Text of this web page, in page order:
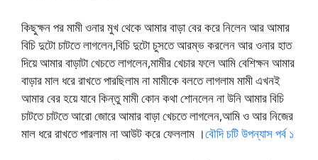
কিছুক্ষন পর মামী ওনার মুখ থেকে আমার বাড়া বের করে নিলেন আর আমার
বিচি দুটো চাটতে লাগলেন,বিচি দুটো চুসতে আরম্ভ করলেন আর ওনার হাত
দিয়ে আমার বাড়াটা খেচতে লাগলেন,মামীর খেচার ফলে আমি বেশিক্ষন আমার
বাড়ার মাল ধরে রাখতে পারছিলাম না মামীকে বলতে লাগলাম মামী এখনই
আমার বের হয়ে যাবে কিন্তু মামী কোন কথা শোনলেন না উনি আমার বিচি
চাটতে চাটতে আরো জোরে আমার বাড়া খেচতে লাগলেন,আমি ও আর নিজের
মাল ধরে রাখতে পারলাম না আউট করে ফেললাম ।বৌদি চটি উপন্যাস পর্ব ১